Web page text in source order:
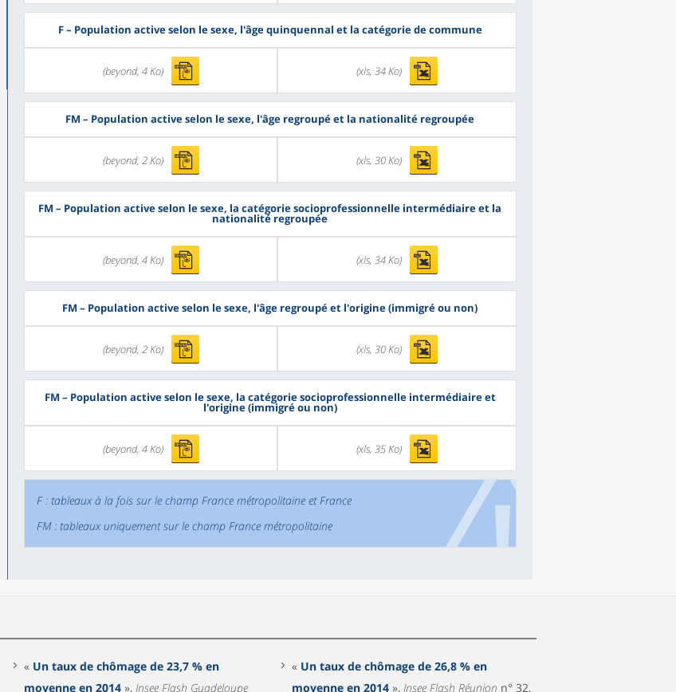
F– Population active selon le sexe, l'âge quinquennal et la catégorie de commune
(beyond, 4 Ko) (xls, 34 Ko)
FM – Population active selon le sexe, l'âge regroupé et la nationalité regroupée
(beyond, 2 Ko) (xls, 30 Ko)
FM – Population active selon le sexe, la catégorie socioprofessionnelle intermédiaire et la
nationalité regroupée
(beyond, 4 Ko) (xls, 34 Ko)
FM – Population active selon le sexe, l'âge regroupé et l'origine (immigré ou non)
(beyond, 2 Ko) (xls, 30 Ko)
FM – Population active selon le sexe, la catégorie socioprofessionnelle intermédiaire et
l'origine (immigré ou non)
(beyond, 4 Ko) (xls, 35 Ko)
F : tableaux à la fois sur le champ France métropolitaine et France
FM : tableaux uniquement sur le champ France métropolitaine
« Un taux de chômage de 23,7 % en
moyenne en 2014 », Insee Flash Guadeloupe
« Un taux de chômage de 26,8 % en
moyenne en 2014 », Insee Flash Réunion n° 32,